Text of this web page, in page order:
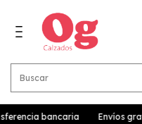
bancaria Envíos